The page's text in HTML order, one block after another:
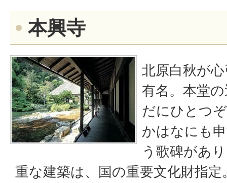
本興寺
北原白秋が
有名。本堂
だにひとつ
かはなにも
う歌碑があ
重な建築は、国の重要文化財指